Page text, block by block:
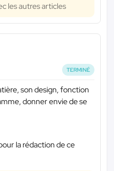
les autres articles
TERMINÉ
son design, fonction
donner envie de se
la rédaction de ce